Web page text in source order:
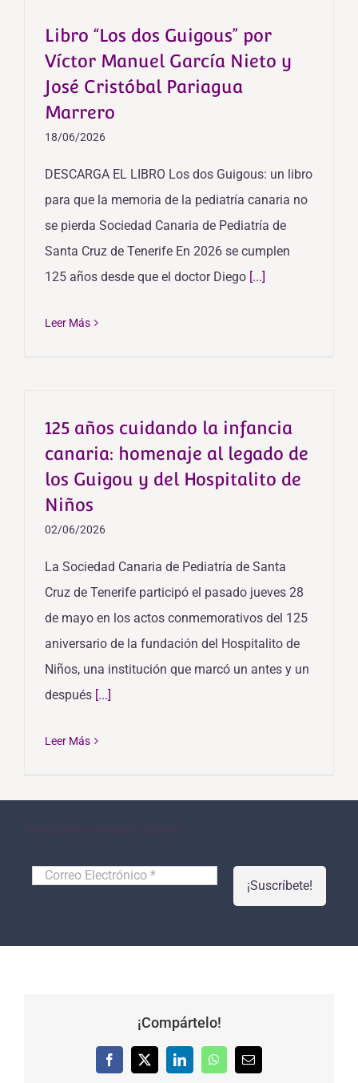
Libro “Los dos Guigous” por
Víctor Manuel García Nieto y
José Cristóbal Pariagua
Marrero
18/06/2026
DESCARGA EL LIBRO Los dos Guigous: un libro
para que la memoria de la pediatría canaria no
se pierda Sociedad Canaria de Pediatría de
Santa Cruz de Tenerife En 2026 se cumplen
125 años desde que el doctor Diego [...]
Leer Más
125 años cuidando la infancia
canaria: homenaje al legado de
los Guigou y del Hospitalito de
Niños
02/06/2026
La Sociedad Canaria de Pediatría de Santa
Cruz de Tenerife participó el pasado jueves 28
de mayo en los actos conmemorativos del 125
aniversario de la fundación del Hospitalito de
Niños, una institución que marcó un antes y un
después [...]
Leer Más
Correo
¡Compártelo!
Facebook
X LinkedInWhatsAppCorreo